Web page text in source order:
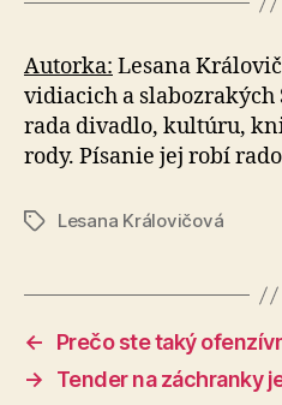
Autorka: Lesana
vi­dia­cich a sla­bo­zra­kých
rada divadlo, kul­tú­ru,
ro­dy. Písanie jej robí
ZnačkyLesana Královičová
←
Prečo ste taký
→
Tender na záchranky